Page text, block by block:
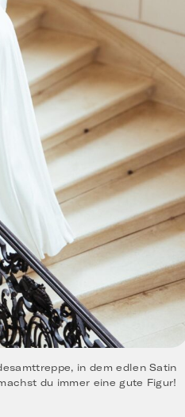
in dem edlen Satin
du immer eine gute Figur!